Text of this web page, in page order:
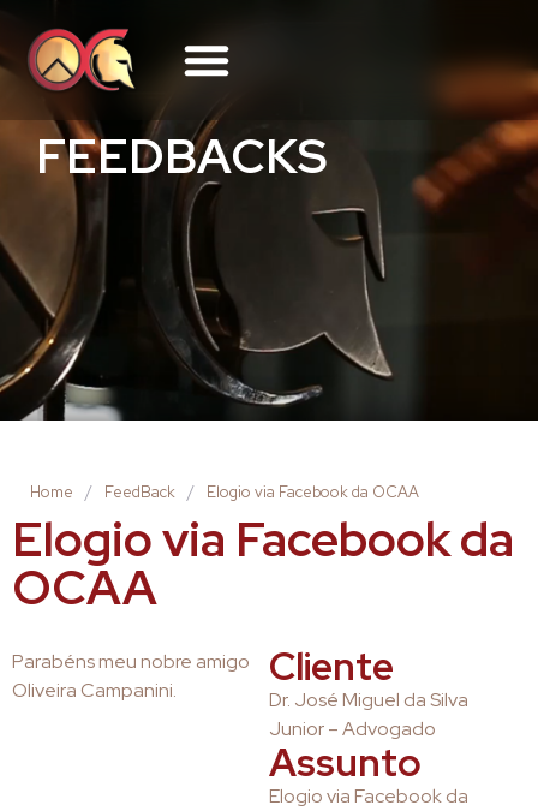
FEEDBACKS
Home / FeedBack / Elogio via Facebook da OCAA
Elogio via Facebook da
OCAA
Parabéns meu nobre amigo
Oliveira Campanini.
Cliente
Dr. José Miguel da Silva
Junior – Advogado
Assunto
Elogio via Facebook da